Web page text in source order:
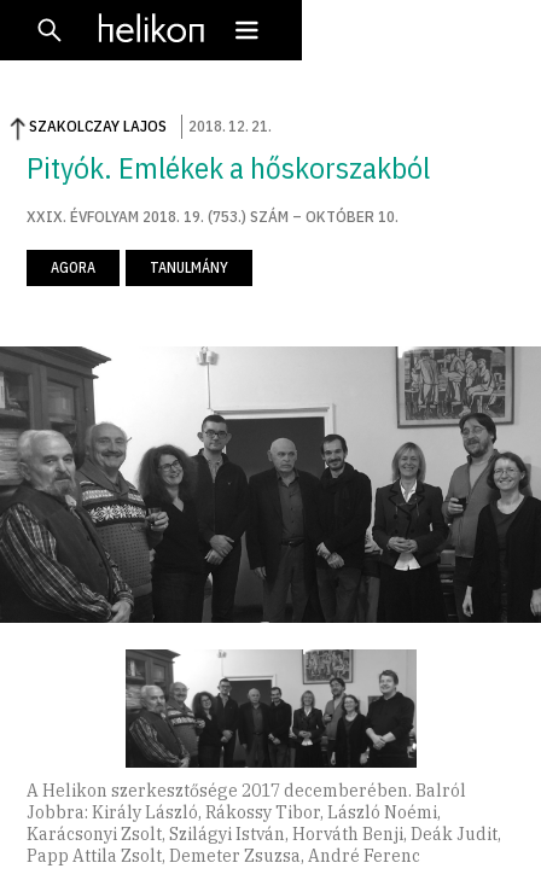
SZAKOLCZAY LAJOS 2018. 12. 21.
Pityók. Emlékek a hős­korszakból
XXIX. ÉVFOLYAM 2018. 19. (753.) SZÁM – OKTÓBER 10.
AGORA TANULMÁNY
A Helikon szerkesztősége 2017 decemberében. Balról
Jobbra: Király László, Rákossy Tibor, László Noémi,
Karácsonyi Zsolt, Szilágyi István, Horváth Benji, Deák Judit,
Papp Attila Zsolt, Demeter Zsuzsa, André Ferenc